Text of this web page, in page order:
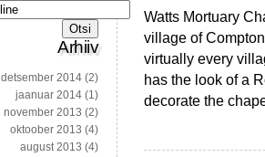
Watts Mortuary
village of
virtually every
has the look of a
decorate the
Arhiiv
detsember 2014 (2)
jaanuar 2014 (1)
november 2013 (2)
oktoober 2013 (4)
august 2013 (4)